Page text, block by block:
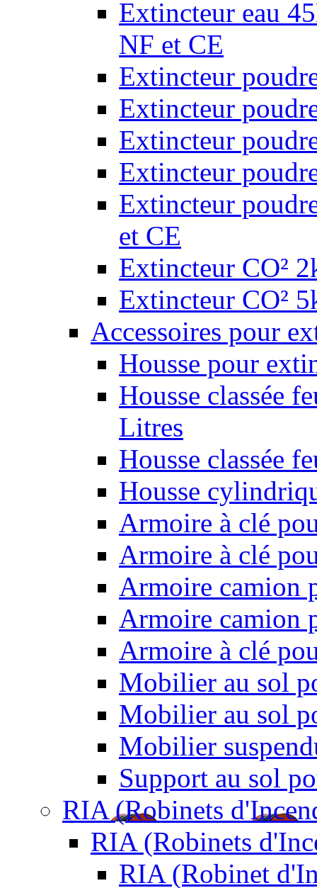
Extincteur eau
NF et CE
Extincteur
Extincteur
Extincteur
Extincteur
Extincteur
et CE
Extincteur CO²
Extincteur CO²
Accessoires pour
Housse pour
Housse classée
Litres
Housse classée
Housse
Armoire à clé
Armoire à clé
Armoire camion
Armoire camion
Armoire à clé
Mobilier au sol
Mobilier au sol
Mobilier
Support au sol
RIA (Robinets
RIA (Robinets
RIA (Robinet